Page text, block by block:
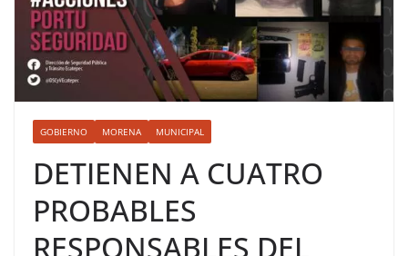
GOBIERNO MORENA MUNICIPAL
DETIENEN A CUATRO
PROBABLES
RESPONSABLES DEL